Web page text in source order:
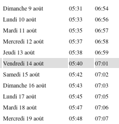
Dimanche 9 août 05:31 06:54
Lundi 10 août 05:33 06:56
Mardi 11 août 05:35 06:57
Mercredi 12 août 05:37 06:58
Jeudi 13 août 05:38 06:59
Vendredi 14 août 05:40 07:01
Samedi 15 août 05:42 07:02
Dimanche 16 août 05:43 07:03
Lundi 17 août 05:45 07:05
Mardi 18 août 05:47 07:06
Mercredi 19 août 05:48 07:07